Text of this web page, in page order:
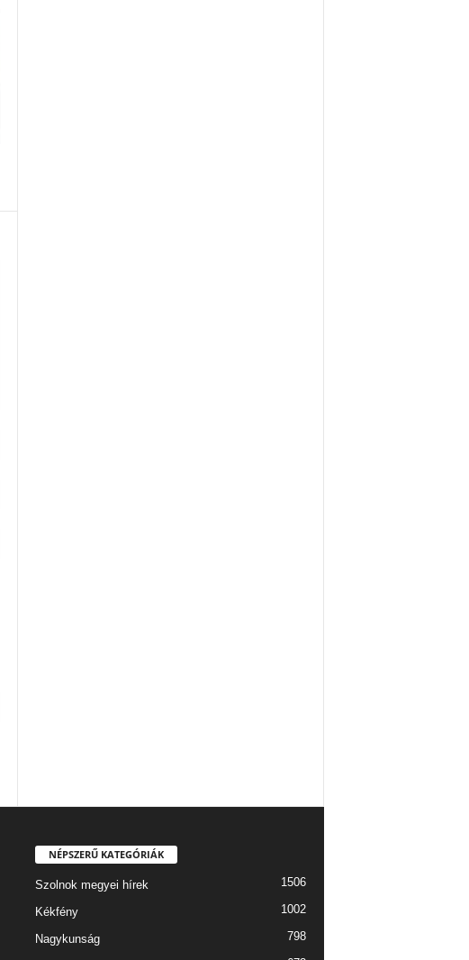
NÉPSZERŰ KATEGÓRIÁK
Szolnok megyei hírek 1506
Kékfény 1002
Nagykunság 798